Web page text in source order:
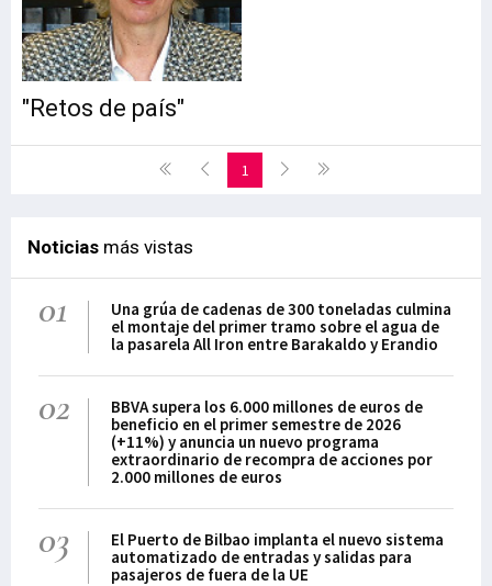
"Retos de país"
1
Noticias más vistas
01
Una grúa de cadenas de 300 toneladas culmina
el montaje del primer tramo sobre el agua de
la pasarela All Iron entre Barakaldo y Erandio
02
BBVA supera los 6.000 millones de euros de
beneficio en el primer semestre de 2026
(+11%) y anuncia un nuevo programa
extraordinario de recompra de acciones por
2.000 millones de euros
03
El Puerto de Bilbao implanta el nuevo sistema
automatizado de entradas y salidas para
pasajeros de fuera de la UE